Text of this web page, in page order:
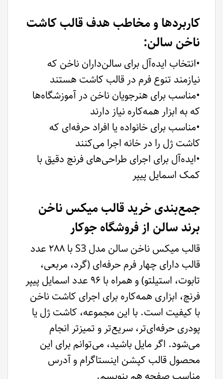
کاربردها و مخاطب هدف قالب کاشت
ناخن سالن:
•انتخاب ایده‌آل برای سالن‌داران ناخن که
نیازمند تنوع فرم در قالب کاشت هستند
•مناسب برای هنرجویان ناخن در آموزشگاه‌ها
که به ابزار همه‌کاره نیاز دارند
•مناسب برای خانواده یا افراد حرفه‌ای که
کاشت ژل را در خانه اجرا می‌کنند
•ایده‌آل برای اجرای طراحی‌های فرنچ دقیق با
کمک اسمایل پیپر
جمع‌بندی خرید قالب میکس ناخن
برند سالن از فروشگاه جوکار
قالب میکس ناخن سالن مدل S3 با ۲۸۸ عدد
قالب دارای چهار فرم حرفه‌ای (گرد، مربعی،
تابوت، استیلتو) و همراه با ۹۶ عدد اسمایل پیپر
فرنچ، ابزاری همه‌کاره برای اجرای کاشت ناخن
با کیفیت است. با این مجموعه، کاشت ژل یا
پودری حرفه‌ای‌تر، سریع‌تر و تمیزتر انجام
می‌شود. اگر مایل باشید، می‌توانم برای این
محصول قالب کپشن اینستاگرام و آدرس